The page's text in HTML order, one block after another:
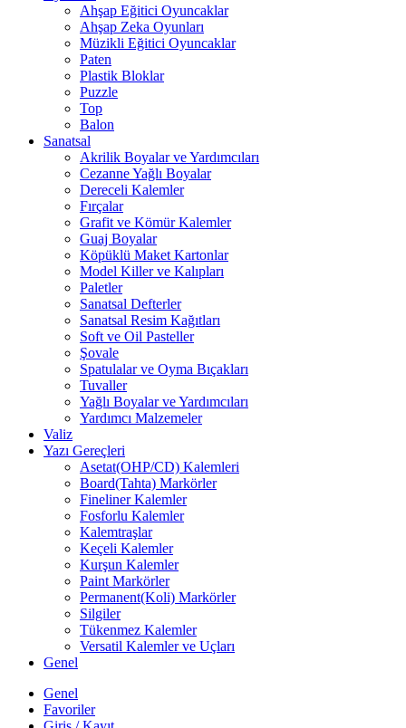
Ahşap Eğitici Oyuncaklar
Ahşap Zeka Oyunları
Müzikli Eğitici Oyuncaklar
Paten
Plastik Bloklar
Puzzle
Top
Balon
Sanatsal
Akrilik Boyalar ve Yardımcıları
Cezanne Yağlı Boyalar
Dereceli Kalemler
Fırçalar
Grafit ve Kömür Kalemler
Guaj Boyalar
Köpüklü Maket Kartonlar
Model Killer ve Kalıpları
Paletler
Sanatsal Defterler
Sanatsal Resim Kağıtları
Soft ve Oil Pasteller
Şovale
Spatulalar ve Oyma Bıçakları
Tuvaller
Yağlı Boyalar ve Yardımcıları
Yardımcı Malzemeler
Valiz
Yazı Gereçleri
Asetat(OHP/CD) Kalemleri
Board(Tahta) Markörler
Fineliner Kalemler
Fosforlu Kalemler
Kalemtraşlar
Keçeli Kalemler
Kurşun Kalemler
Paint Markörler
Permanent(Koli) Markörler
Silgiler
Tükenmez Kalemler
Versatil Kalemler ve Uçları
Genel
Genel
Favoriler